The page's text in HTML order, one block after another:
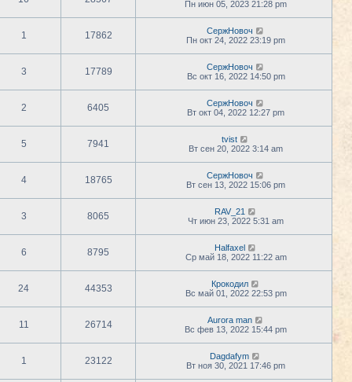
Пн июн 05, 2023 21:28 pm
1 17862
СержНовоч
Пн окт 24, 2022 23:19 pm
3 17789
СержНовоч
Вс окт 16, 2022 14:50 pm
2 6405
СержНовоч
Вт окт 04, 2022 12:27 pm
5 7941
tvist
Вт сен 20, 2022 3:14 am
4 18765
СержНовоч
Вт сен 13, 2022 15:06 pm
3 8065
RAV_21
Чт июн 23, 2022 5:31 am
6 8795
Halfaxel
Ср май 18, 2022 11:22 am
24 44353
Крокодил
Вс май 01, 2022 22:53 pm
11 26714
Aurora man
Вс фев 13, 2022 15:44 pm
1 23122
Dagdafym
Вт ноя 30, 2021 17:46 pm